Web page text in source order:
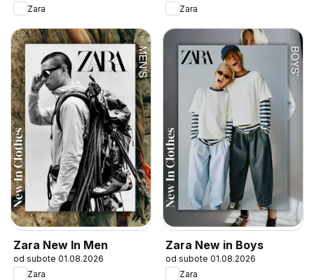
Zara
Zara
Zara New In Men
od subote 01.08.2026
Zara
Zara New in Boys
od subote 01.08.2026
Zara